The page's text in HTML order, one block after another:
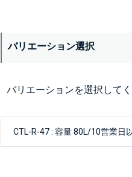
バリエーション選択
バリエーションを選択して